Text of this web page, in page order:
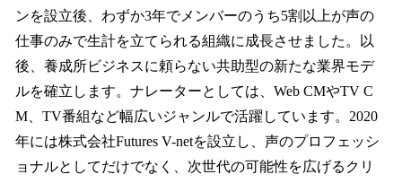
ンを設立後、わずか3年でメンバーのうち5割以上が声の
仕事のみで生計を立てられる組織に成長させました。以
後、養成所ビジネスに頼らない共助型の新たな業界モデ
ルを確立します。ナレーターとしては、Web CMやTV C
M、TV番組など幅広いジャンルで活躍しています。2020
年には株式会社Futures V-netを設立し、声のプロフェッシ
ョナルとしてだけでなく、次世代の可能性を広げるクリ